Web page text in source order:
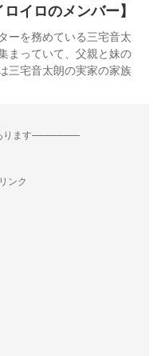
イロのメンバー】
ーを務めている三宅音太
まっていて、父親と妹の
三宅音太朗の実家の家族
ます--------------------
ンク